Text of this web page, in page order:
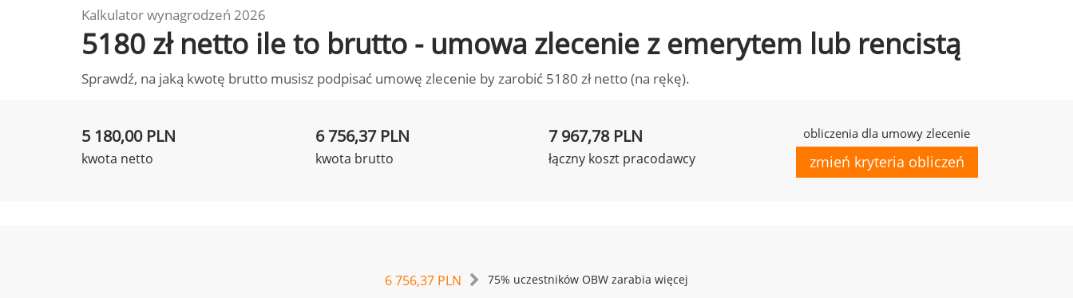
Kalkulator wynagrodzeń 2026
5180 zł netto ile to brutto - umowa zlecenie z emerytem lub rencistą
Sprawdź, na jaką kwotę brutto musisz podpisać umowę zlecenie by zarobić 5180 zł netto (na rękę).
5 180,00 PLN
kwota netto
6 756,37 PLN
kwota brutto
7 967,78 PLN
łączny koszt pracodawcy
obliczenia dla umowy zlecenie
zmień kryteria obliczeń
6 756,37 PLN 75% uczestników OBW zarabia więcej